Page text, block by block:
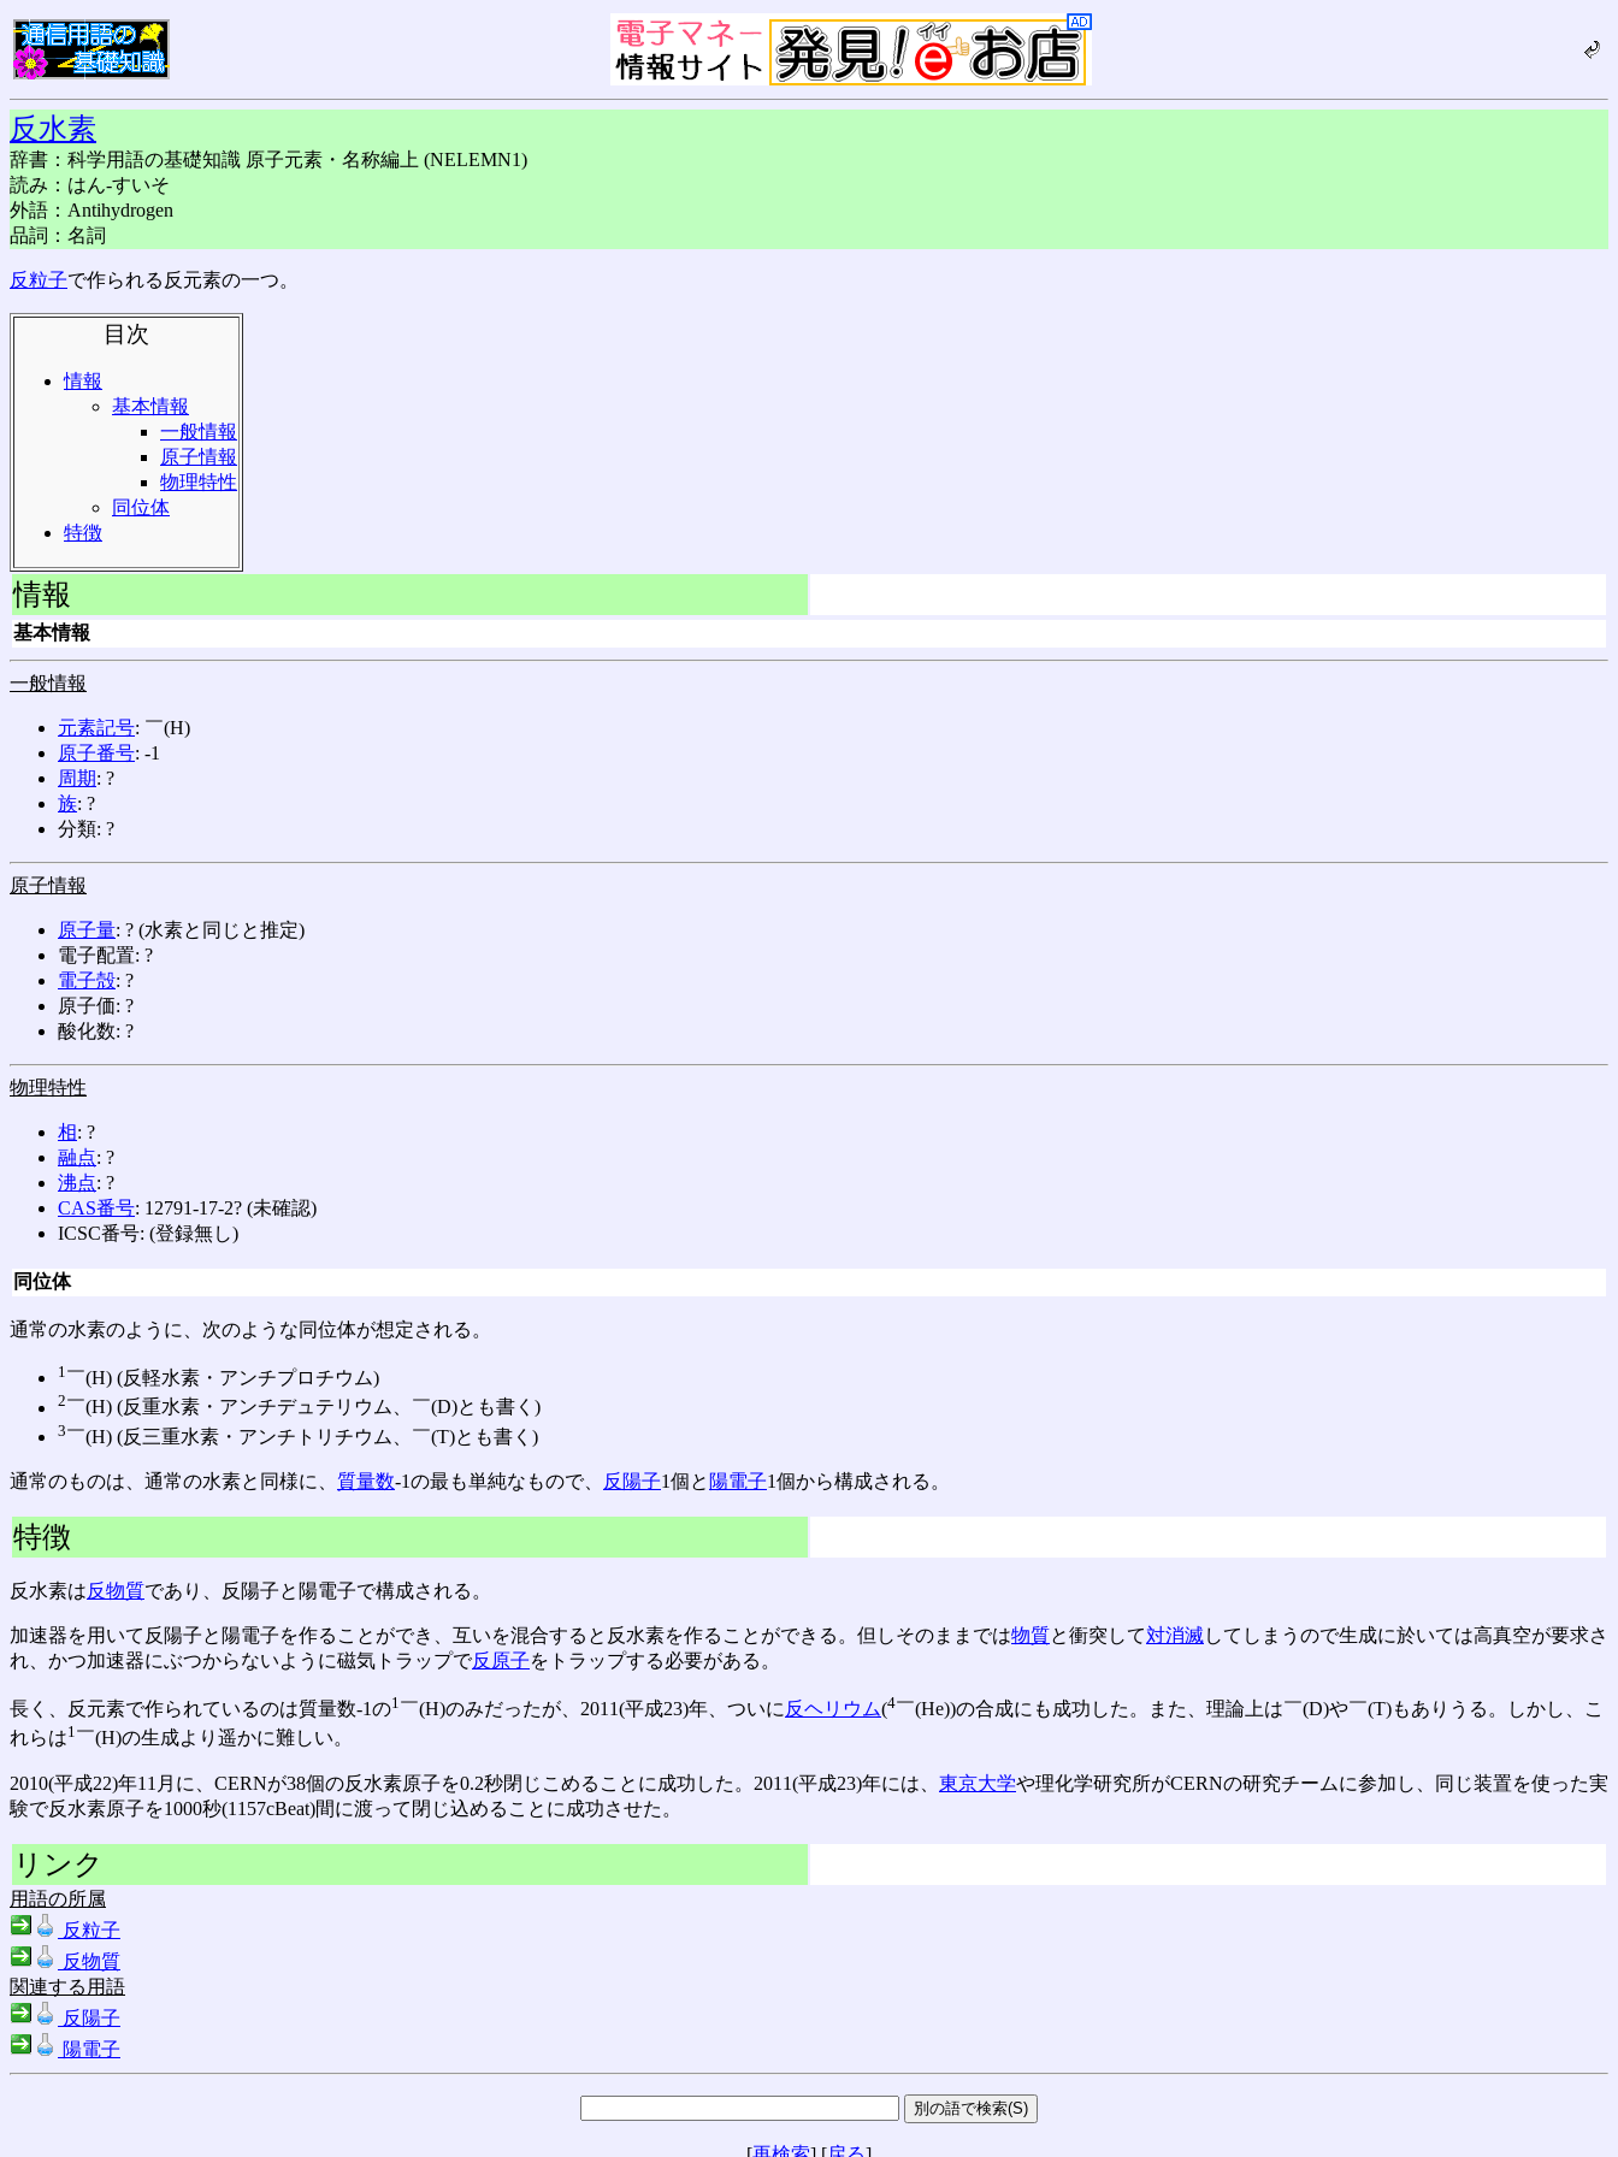
反水素
辞書：科学用語の基礎知識 原子元素・名称編上 (NELEMN1)
読み：はん-すいそ
外語：Antihydrogen
品詞：名詞
反粒子で作られる反元素の一つ。
目次
情報
基本情報
一般情報
原子情報
物理特性
同位体
特徴
情報
基本情報
一般情報
元素記号: ￣(H)
原子番号: -1
周期: ?
族: ?
分類: ?
原子情報
原子量: ? (水素と同じと推定)
電子配置: ?
電子殻: ?
原子価: ?
酸化数: ?
物理特性
相: ?
融点: ?
沸点: ?
CAS番号: 12791-17-2? (未確認)
ICSC番号: (登録無し)
同位体
通常の水素のように、次のような同位体が想定される。
1￣(H) (反軽水素・アンチプロチウム)
2￣(H) (反重水素・アンチデュテリウム、￣(D)とも書く)
3￣(H) (反三重水素・アンチトリチウム、￣(T)とも書く)
通常のものは、通常の水素と同様に、 質量数-1の最も単純なもので、 反陽子1個と 陽電子1個から構成される。
特徴
反水素は反物質であり、反陽子と陽電子で構成される。
加速器を用いて反陽子と陽電子を作ることができ、互いを混合すると反水素を作ることができる。但しそのままでは物質と衝突して対消滅してしまうので生成に於いては高真空が要求さ
れ、かつ加速器にぶつからないように磁気トラップで反原子をトラップする必要がある。
長く、反元素で作られているのは質量数-1の1 ￣(H)のみだったが、2011(平成23)年、ついに 反ヘリウム(4￣(He))の合成にも成功した。また、理論上は￣(D)や￣(T)もありうる。しかし、こ
れらは1￣(H)の生成より遥かに難しい。
2010(平成22)年11月に、CERNが38個の反水素原子を0.2秒閉じこめることに成功した。2011(平成23)年には、 東京大学や理化学研究所がCERNの研究チームに参加し、同じ装置を使った実
験で反水素原子を1000秒(1157cBeat)間に渡って閉じ込めることに成功させた。
リンク
用語の所属
反粒子
反物質
関連する用語
反陽子
陽電子